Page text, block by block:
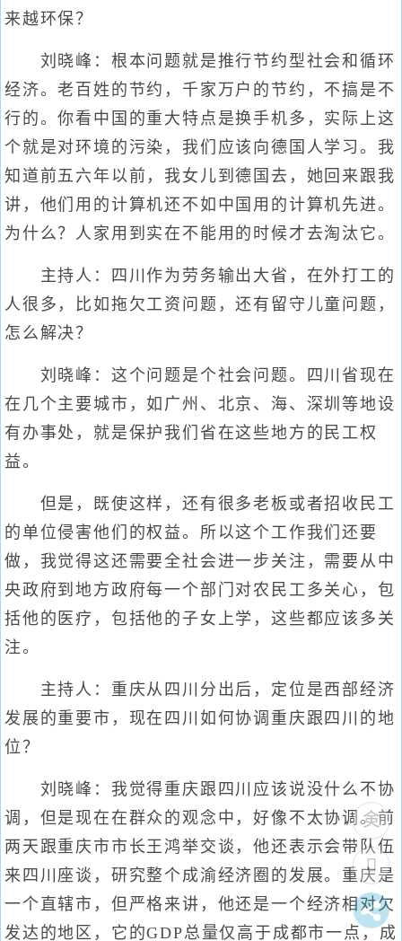
来越环保？
刘晓峰：根本问题就是推行节约型社会和循环
经济。老百姓的节约，千家万户的节约，不搞是不
行的。你看中国的重大特点是换手机多，实际上这
个就是对环境的污染，我们应该向德国人学习。我
知道前五六年以前，我女儿到德国去，她回来跟我
讲，他们用的计算机还不如中国用的计算机先进。
为什么？人家用到实在不能用的时候才去淘汰它。
主持人：四川作为劳务输出大省，在外打工的
人很多，比如拖欠工资问题，还有留守儿童问题，
怎么解决？
刘晓峰：这个问题是个社会问题。四川省现在
在几个主要城市，如广州、北京、海、深圳等地设
有办事处，就是保护我们省在这些地方的民工权
益。
但是，既使这样，还有很多老板或者招收民工
的单位侵害他们的权益。所以这个工作我们还要
做，我觉得这还需要全社会进一步关注，需要从中
央政府到地方政府每一个部门对农民工多关心，包
括他的医疗，包括他的子女上学，这些都应该多关
注。
主持人：重庆从四川分出后，定位是西部经济
发展的重要市，现在四川如何协调重庆跟四川的地
位？
刘晓峰：我觉得重庆跟四川应该说没什么不协
调，但是现在在群众的观念中，好像不太协调。前
两天跟重庆市市长王鸿举交谈，他还表示会带队伍
来四川座谈，研究整个成渝经济圈的发展。重庆是
一个直辖市，但严格来讲，他还是一个经济相对欠
发达的地区，它的GDP总量仅高于成都市一点，成